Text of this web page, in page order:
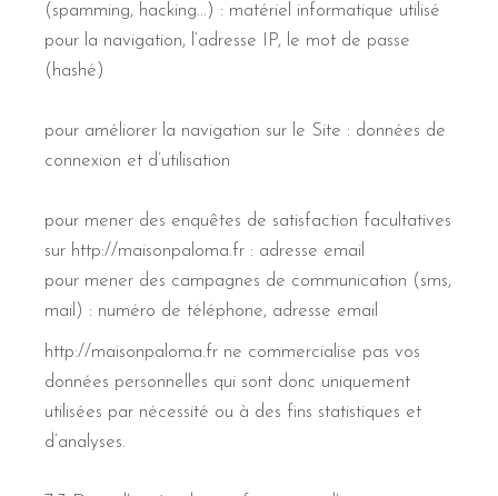
(spamming, hacking…) : matériel informatique utilisé
pour la navigation, l’adresse IP, le mot de passe
(hashé)
pour améliorer la navigation sur le Site : données de
connexion et d’utilisation
pour mener des enquêtes de satisfaction facultatives
sur http://maisonpaloma.fr : adresse email
pour mener des campagnes de communication (sms,
mail) : numéro de téléphone, adresse email
http://maisonpaloma.fr ne commercialise pas vos
données personnelles qui sont donc uniquement
utilisées par nécessité ou à des fins statistiques et
d’analyses.